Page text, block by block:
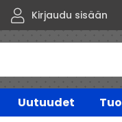
Kirjaudu sisään
Uutuudet